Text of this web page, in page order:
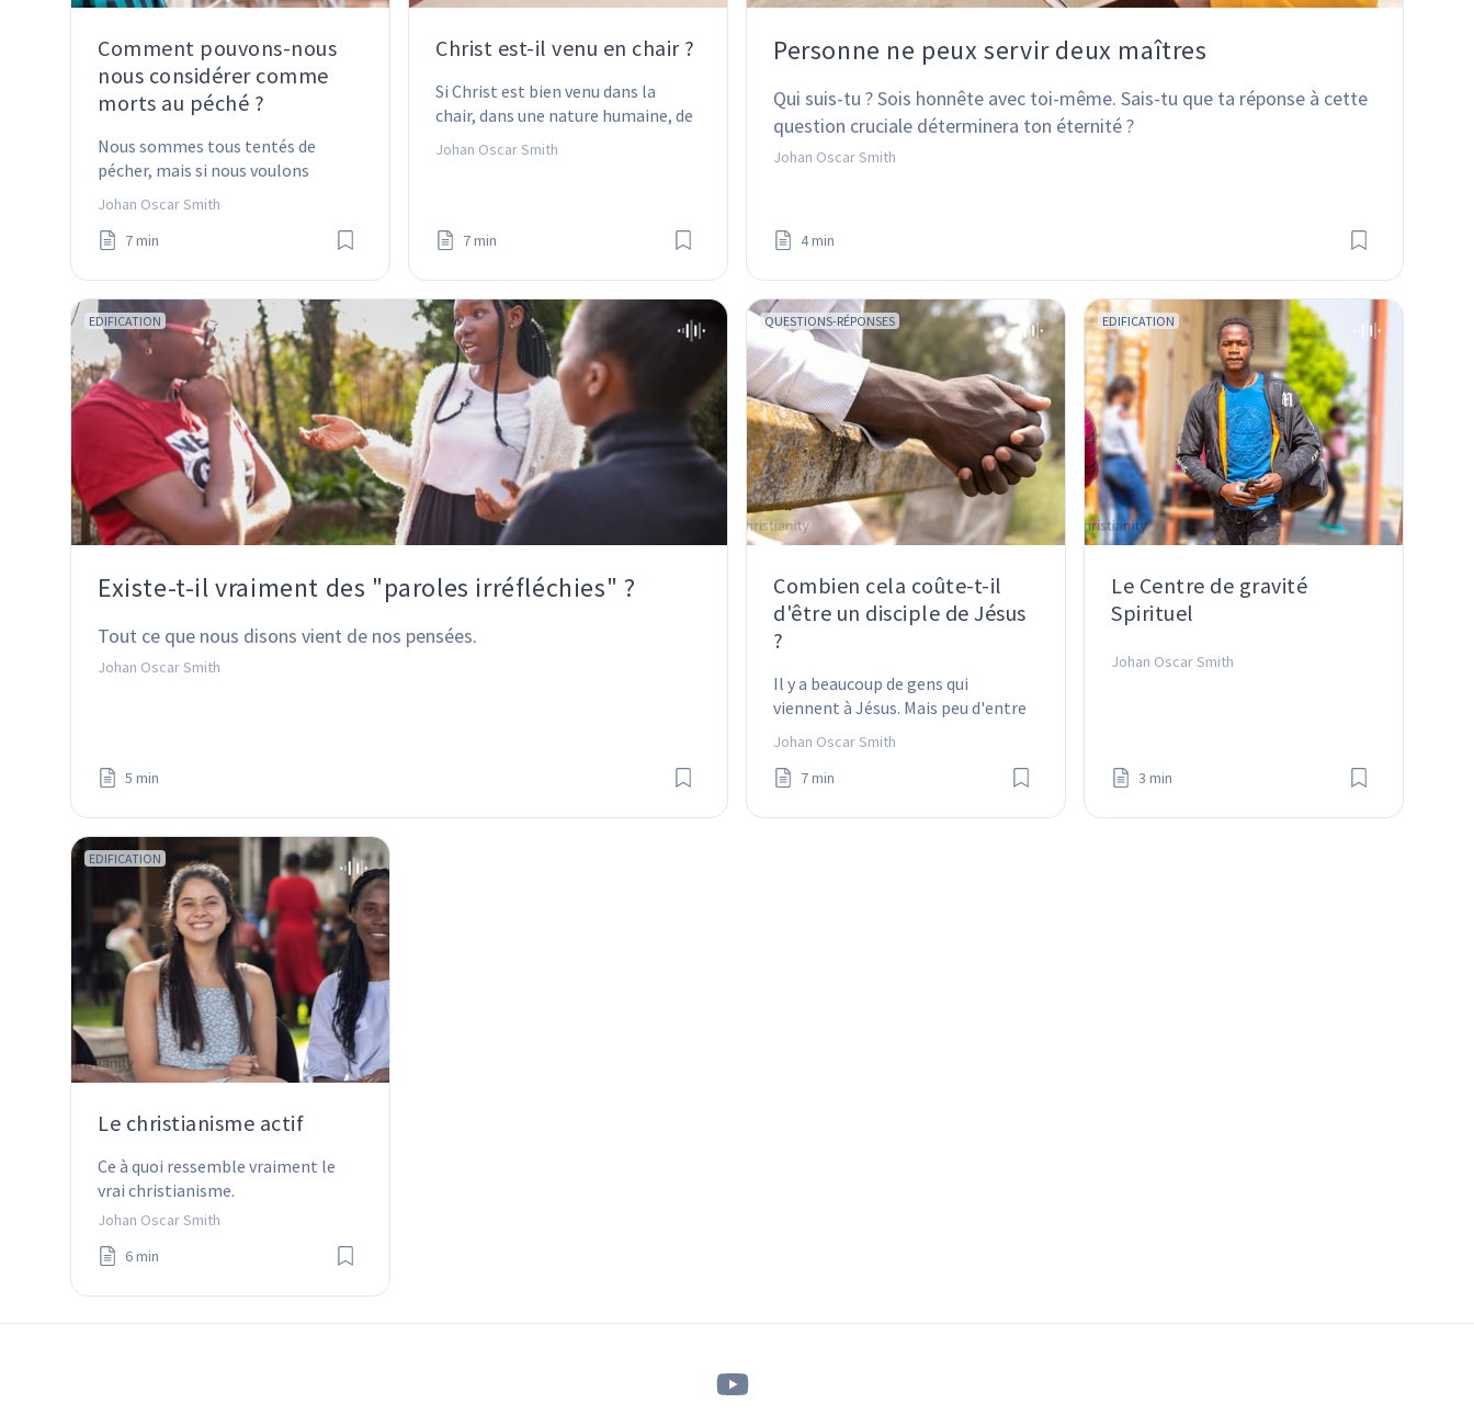
Comment pouvons-nous
nous considérer comme
morts au péché ?
Nous sommes tous tentés de
pécher, mais si nous voulons
vaincre le péché, nous devons agir !
Johan Oscar Smith
7 min
Christ est-il venu en chair ?
Si Christ est bien venu dans la
chair, dans une nature humaine, de
quel genre de nature s'agissait-il ?
Johan Oscar Smith
7 min
Personne ne peux servir deux maîtres
Qui suis-tu ? Sois honnête avec toi-même. Sais-tu que ta réponse à cette
question cruciale déterminera ton éternité ?
Johan Oscar Smith
4 min
EDIFICATION
Existe-t-il vraiment des "paroles irréfléchies" ?
Tout ce que nous disons vient de nos pensées.
Johan Oscar Smith
5 min
QUESTIONS-RÉPONSES
Combien cela coûte-t-il
d'être un disciple de Jésus
?
Il y a beaucoup de gens qui
viennent à Jésus. Mais peu d'entre
elles deviennent des disciples.
Johan Oscar Smith
7 min
EDIFICATION
Le Centre de gravité
Spirituel
Johan Oscar Smith
3 min
EDIFICATION
Le christianisme actif
Ce à quoi ressemble vraiment le
vrai christianisme.
Johan Oscar Smith
6 min